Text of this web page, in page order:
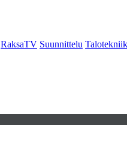
RaksaTV Suunnittelu